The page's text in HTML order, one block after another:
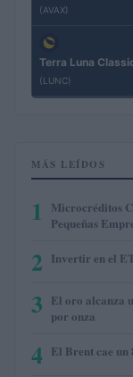
(AVAX)
Terra Luna
(LUNC)
MÁS LEÍDOS
1
Microcréditos
Pequeñas
2 Invertir en el
3 El oro alcanza
por onza
4 El Brent cae